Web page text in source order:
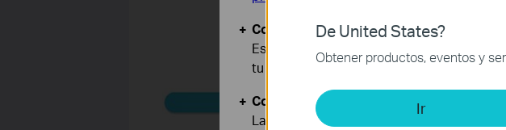
De United States?
Obtener productos, eventos y
Ir
Cookies Básicas
Estas cookies son necesarias para el
tu sistema.
Cookies de Análisis y de Marketing
Las cookies de análisis nos permiten